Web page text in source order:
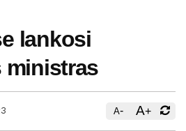
lankosi
ministras
A- A+